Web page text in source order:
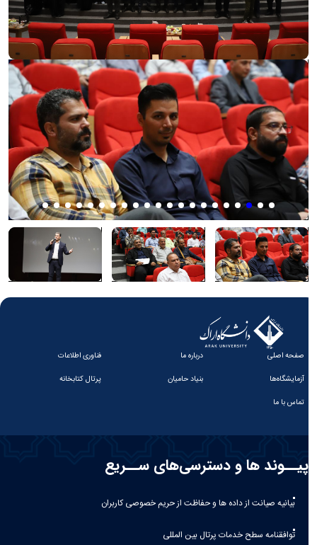
صفحه اصلی درباره ما
فناوری اطلاعات
آزمایشگاه‌ها
بنیاد حامیان
پرتال کتابخانه
تماس با ما
پیــوند ها و دسترسی‌های ســریع
بیانیه صيانت از داده ها و حفاظت از حريم خصوصی كاربران
توافقنامه سطح خدمات پرتال بین المللی